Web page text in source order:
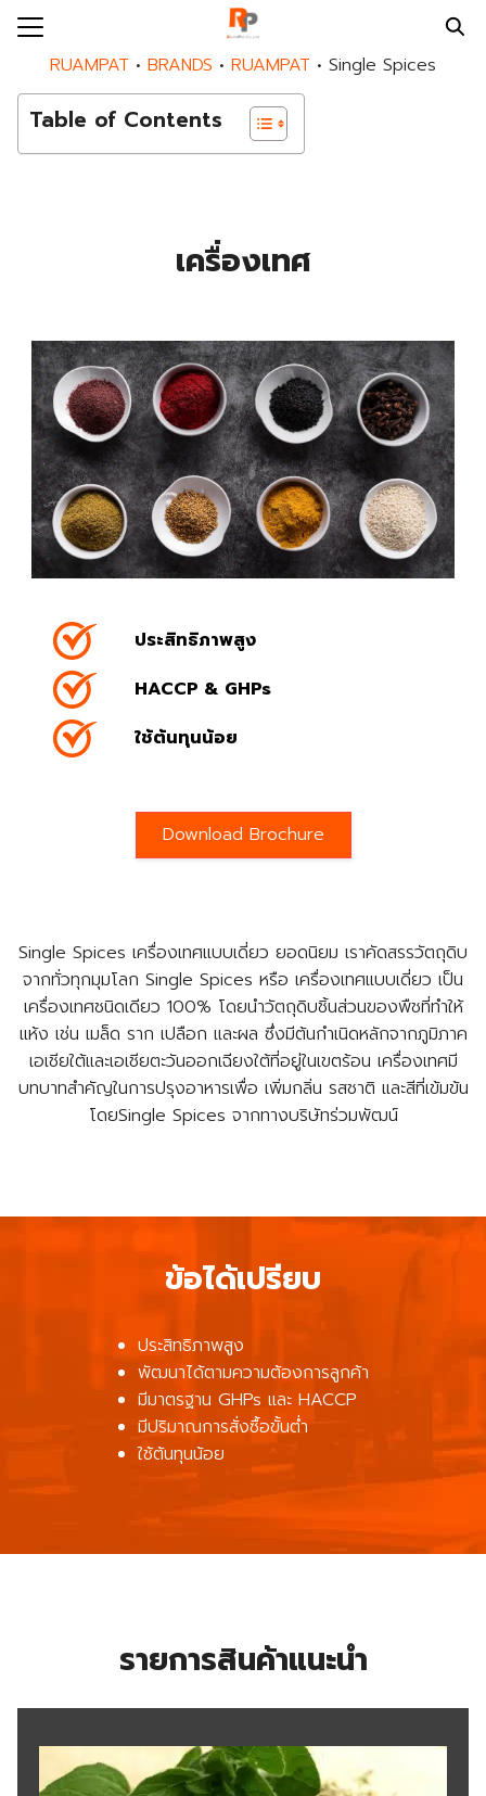
Skip
content
BLOG
NEWS
US
SearchRUAMPAT • BRANDS • RUAMPAT • Single Spices
Table of Contents
เครื่องเทศ
ประสิทธิภาพสูง
HACCP & GHPs
ใช้ต้นทุนน้อย
Download Brochure
Single Spices เครื่องเทศแบบเดี่ยว ยอดนิยม เราคัดสรรวัตถุดิบ
จากทั่วทุกมุมโลก Single Spices หรือ เครื่องเทศแบบเดี่ยว เป็น
เครื่องเทศชนิดเดียว 100% โดยนำวัตถุดิบชิ้นส่วนของพืชที่ทำให้
แห้ง เช่น เมล็ด ราก เปลือก และผล ซึ่งมีต้นกำเนิดหลักจากภูมิภาค
เอเชียใต้และเอเชียตะวันออกเฉียงใต้ที่อยู่ในเขตร้อน เครื่องเทศมี
บทบาทสำคัญในการปรุงอาหารเพื่อ เพิ่มกลิ่น รสชาติ และสีที่เข้มข้น
โดยSingle Spices จากทางบริษัทร่วมพัฒน์
ข้อได้เปรียบ
ประสิทธิภาพสูง
พัฒนาได้ตามความต้องการลูกค้า
มีมาตรฐาน GHPs และ HACCP
มีปริมาณการสั่งซื้อขั้นต่ำ
ใช้ต้นทุนน้อย
รายการสินค้าแนะนำ